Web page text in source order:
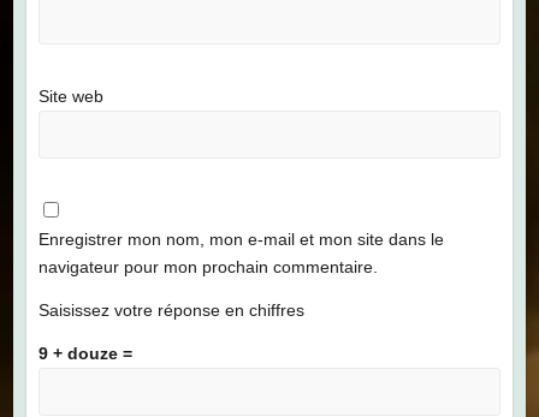
Site web
Enregistrer mon nom, mon e-mail et mon site dans le
navigateur pour mon prochain commentaire.
Saisissez votre réponse en chiffres
9 + douze =